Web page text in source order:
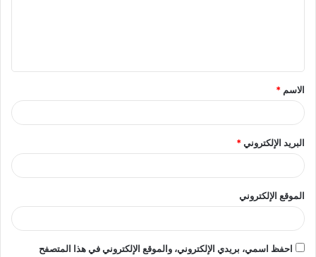
ق
*
الاسم *
البريد الإلكتروني*
الموقع الإلكتروني
احفظ اسمي، بريدي الإلكتروني، والموقع الإلكتروني في هذا المتصفح